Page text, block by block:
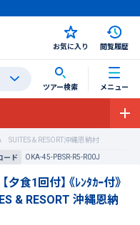
お気に入り 閲覧履歴
ツアー検索 メニュー
＆RESORT沖縄恩納村
ード
OKA-45-PBSR-R5-R00J
夕食1回付】《ﾚﾝﾀｶｰ付》
& RESORT 沖縄恩納